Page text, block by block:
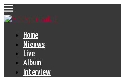
Home
Nieuws
Live
Album
Interview